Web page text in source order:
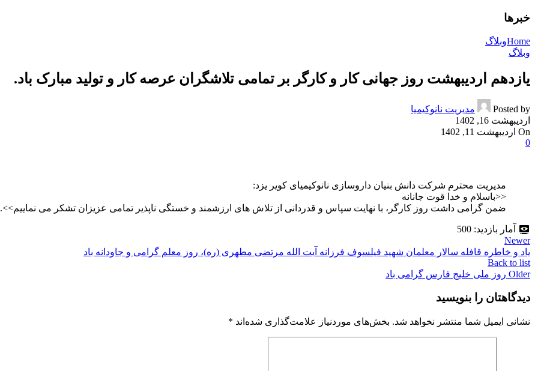
خبرها
Homeوبلاگ
وبلاگ
یازدهم اردیبهشت روز جهانی کار و کارگر بر تمامی تلاشگران عرصه کار و تولید مبارک باد.
Posted by
مدیریت نانوکیمیا
اردیبهشت 16, 1402
On اردیبهشت 11, 1402
0
مدیریت محترم شرکت دانش بنیان داروسازی نانوکیمیای کویر یزد:
<<باسلام و خدا قوت جانانه
ضمن گرامی داشت روز کارگر، با نهایت سپاس و قدردانی از تلاش های ارزشمند و خستگی ناپذیر تمامی عزیزان تشکر می نماییم>>.
آمار بازدید: 500
Newer
یاد و خاطره قافله سالار معلمان شهید فیلسوف فرزانه آیت الله مرتضی مطهری (ره)، روز معلم گرامی و جاودانه باد
Back to list
Older روز ملی خلیج فارس گرامی باد
دیدگاهتان را بنویسید
نشانی ایمیل شما منتشر نخواهد شد. بخش‌های موردنیاز علامت‌گذاری شده‌اند *